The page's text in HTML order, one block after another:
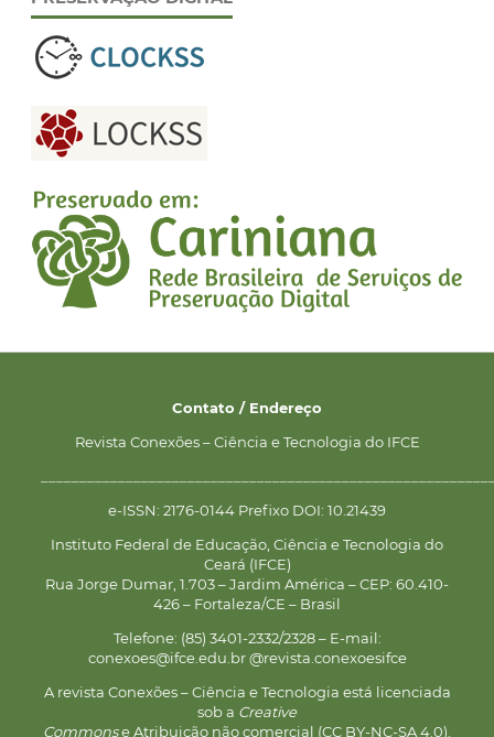
Contato / Endereço
Revista Conexões – Ciência e Tecnologia do IFCE
e-ISSN: 2176-0144 Prefixo DOI: 10.21439
Instituto Federal de Educação, Ciência e Tecnologia do
Ceará (IFCE)
Rua Jorge Dumar, 1.703 – Jardim América – CEP: 60.410-
426 – Fortaleza/CE – Brasil
Telefone: (85) 3401-2332/2328 – E-mail:
conexoes@ifce.edu.br @revista.conexoesifce
A revista Conexões – Ciência e Tecnologia está licenciada
sob a Creative
Commonse Atribuição não comercial (CC BY-NC-SA 4.0).